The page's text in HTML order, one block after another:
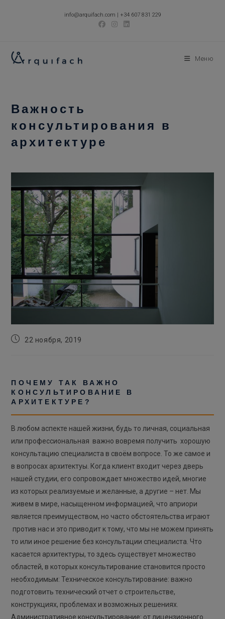
info@arquifach.com | +34 607 831 229
Меню
Важность
консультирования в
архитектуре
Запись22 ноября, 2019
ПОЧЕМУ ТАК ВАЖНО
КОНСУЛЬТИРОВАНИЕ В
АРХИТЕКТУРЕ?
В любом аспекте нашей жизни, будь то личная, социальная
или профессиональная важно вовремя получить хорошую
консультацию специалиста в своём вопросе. То же самое и
в вопросах архитектуы. Когда клиент входит через дверь
нашей студии, его сопровождает множество идей, многие
из которых реализуемые и желанные, а другие – нет. Мы
живем в мире, насыщенном информацией, что априори
является преимуществом, но часто обстоятельства играют
против нас и это приводит к тому, что мы не можем принять
то или иное решение без консультации специалиста. Что
касается архитектуры, то здесь существует множество
областей, в которых консультирование становится просто
необходимым: Техническое консультирование: важно
подготовить технический отчет о строительстве,
конструкциях, проблемах и возможных решениях.
Административное консультирование: от лицензионного